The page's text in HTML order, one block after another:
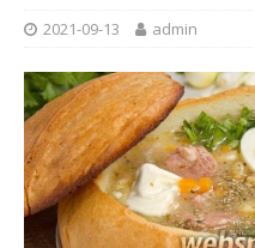
2021-09-13 admin